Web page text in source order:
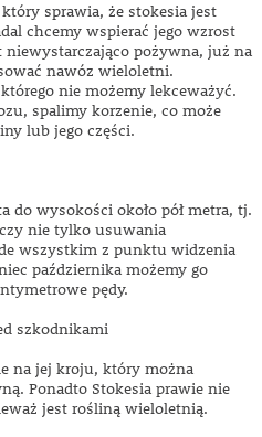
sprawia, że ​​stokesia jest
chcemy wspierać jego wzrost
niewystarczająco pożywna, już na
nawóz wieloletni.
nie możemy lekceważyć.
spalimy korzenie, co może
lub jego części.
do wysokości około pół metra, tj.
nie tylko usuwania
wszystkim z punktu widzenia
października możemy go
pędy.
szkodnikami
na jej kroju, który można
Ponadto Stokesia prawie nie
jest rośliną wieloletnią.